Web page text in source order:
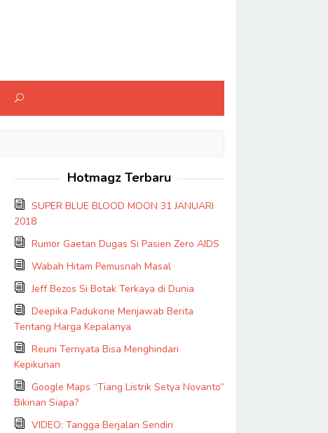
Hotmagz Terbaru
SUPER BLUE BLOOD MOON 31 JANUARI
2018
Rumor Gaetan Dugas Si Pasien Zero AIDS
Wabah Hitam Pemusnah Masal
Jeff Bezos Si Botak Terkaya di Dunia
Deepika Padukone Menjawab Berita
Tentang Harga Kepalanya
Reuni Ternyata Bisa Menghindari
Kepikunan
Google Maps “Tiang Listrik Setya Novanto”
Bikinan Siapa?
VIDEO: Tangga Berjalan Sendiri